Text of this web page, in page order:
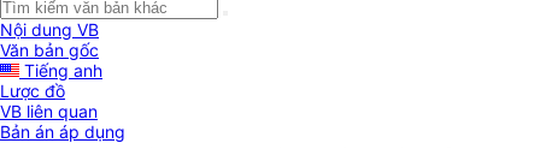
Nội dung VB
Văn bản gốc
Tiếng anh
Lược đồ
VB liên quan
Bản án áp dụng